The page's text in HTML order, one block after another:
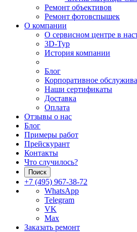
Ремонт объективов
Ремонт фотовспышек
О компании
О сервисном центре в
3D-Тур
История компании
Блог
Корпоративное
Наши сертификаты
Доставка
Оплата
Отзывы о нас
Блог
Примеры работ
Прейскурант
Контакты
Что случилось?
Поиск
+7 (495) 967-38-72
WhatsApp
Telegram
VK
Max
Заказать ремонт